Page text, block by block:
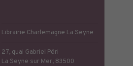
Librairie Charlemagne La Seyne
27, quai Gabriel Péri
La Seyne sur Mer, 83500